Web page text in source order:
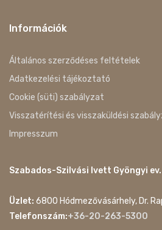
Információk
Általános szerződéses feltételek
Adatkezelési tájékoztató
Cookie (süti) szabályzat
Visszatérítési és visszaküldési
Impresszum
Szabados-Szilvási Ivett Gyöngyi ev.
Üzlet: 6800 Hódmezővásárhely, Dr.
Telefonszám:+36-20-263-5300